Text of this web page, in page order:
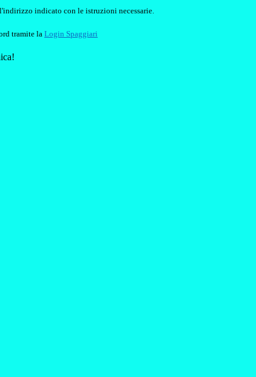
indicato con le istruzioni necessarie.
tramite la Login Spaggiari